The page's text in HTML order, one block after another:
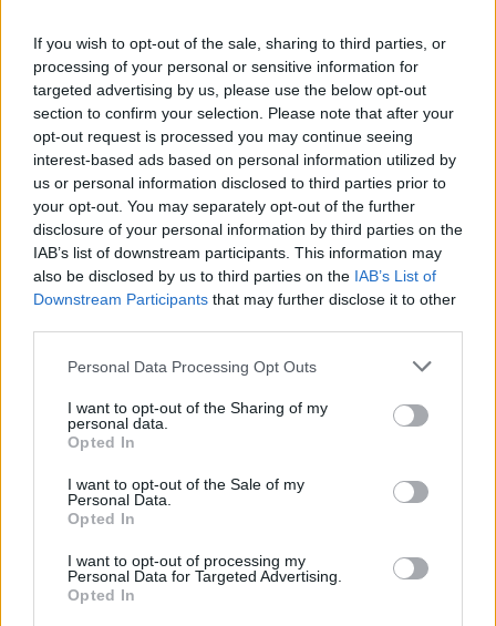
If you wish to opt-out of the sale, sharing to third parties, or
processing of your personal or sensitive information for
targeted advertising by us, please use the below opt-out
section to confirm your selection. Please note that after your
opt-out request is processed you may continue seeing
interest-based ads based on personal information utilized by
us or personal information disclosed to third parties prior to
your opt-out. You may separately opt-out of the further
disclosure of your personal information by third parties on the
IAB’s list of downstream participants. This information may
also be disclosed by us to third parties on the IAB’s List of
Downstream Participants that may further disclose it to other
Personal Data Processing Opt Outs
I want to opt-out of the Sharing of my
personal data.
Opted In
I want to opt-out of the Sale of my
Personal Data.
Opted In
I want to opt-out of processing my
Personal Data for Targeted Advertising.
Opted In
TAIP PAT SKAITYKITE
Lietuva
Plungė šoka viliotinį
naujakuriams, vardija
privalumus(1)
Klaipėdos rajonas
Uždrausta vaikščioti
kabamuoju tiltu per upę -
jį remontuos
Lietuva
Po paauglių smurto
Lietuva
Smurtas artimoje